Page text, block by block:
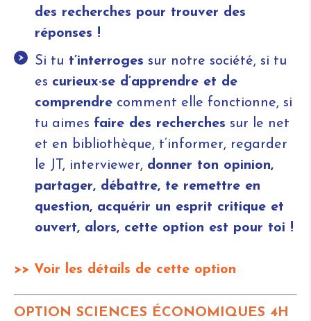
des recherches pour trouver des
réponses !
Si tu t’interroges sur notre société, si tu
es curieux·se d’apprendre et de
comprendre comment elle fonctionne, si
tu aimes faire des recherches sur le net
et en bibliothèque, t’informer, regarder
le JT, interviewer, donner ton opinion,
partager, débattre, te remettre en
question, acquérir un esprit critique et
ouvert, alors, cette option est pour toi !
>> Voir les détails de cette option
OPTION SCIENCES ÉCONOMIQUES 4H